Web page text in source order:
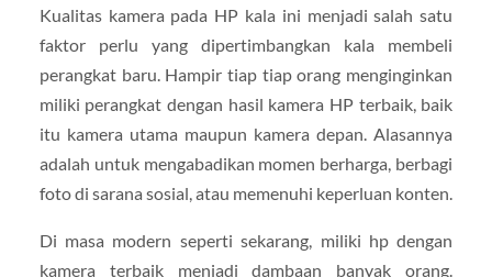
Kualitas kamera pada HP kala ini menjadi salah satu
faktor perlu yang dipertimbangkan kala membeli
perangkat baru. Hampir tiap tiap orang menginginkan
miliki perangkat dengan hasil kamera HP terbaik, baik
itu kamera utama maupun kamera depan. Alasannya
adalah untuk mengabadikan momen berharga, berbagi
foto di sarana sosial, atau memenuhi keperluan konten.
Di masa modern seperti sekarang, miliki hp dengan
kamera terbaik menjadi dambaan banyak orang.